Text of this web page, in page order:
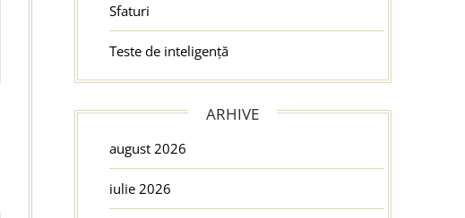
Sfaturi
Teste de inteligență
ARHIVE
august 2026
iulie 2026